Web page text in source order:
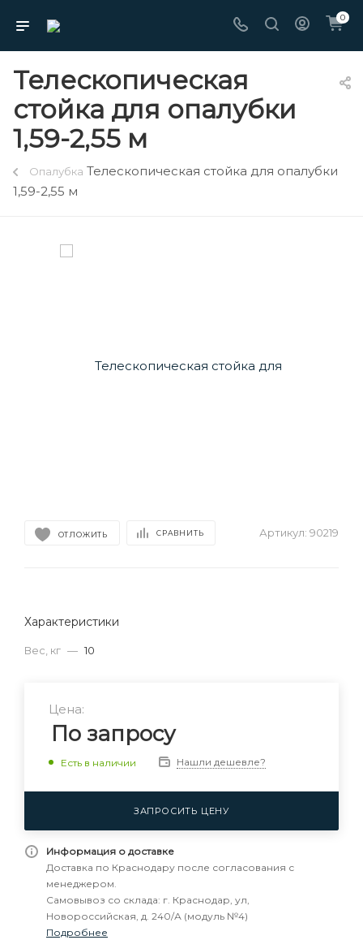
0
Телескопическая
стойка для опалубки
1,59-2,55 м
Опалубка Телескопическая стойка для опалубки
1,59-2,55 м
ОТЛОЖИТЬ СРАВНИТЬ Артикул: 90219
Характеристики
Вес, кг — 10
Цена:
По запросу
Есть в наличии Нашли дешевле?
ЗАПРОСИТЬ ЦЕНУ
Информация о доставке
Доставка по Краснодару после согласования с
менеджером.
Самовывоз со склада: г. Краснодар, ул,
Новороссийская, д. 240/А (модуль №4)
Подробнее